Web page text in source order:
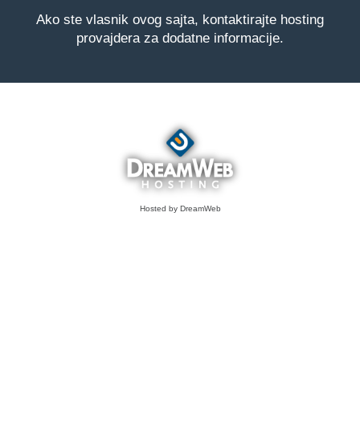
Ako ste vlasnik ovog sajta, kontaktirajte hosting
provajdera za dodatne informacije.
Hosted by DreamWeb